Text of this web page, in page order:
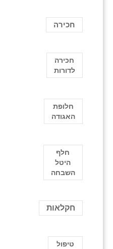
חכירה
חכירה
לדורות
חלופת
האגודה
חלף
היטל
השבחה
חקלאות
טיפול